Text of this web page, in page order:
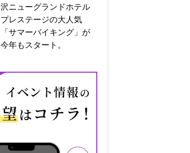
沢ニューグランドホテル
プレステージの大人気
「サマーバイキング」が
今年もスタート。